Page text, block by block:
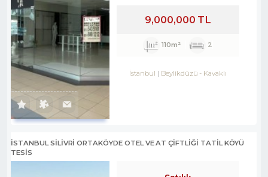
9,000,000 TL
110m² 2
İstanbul Beylikdüzü - Kavaklı
İSTANBUL SİLİVRİ ORTAKÖYDE OTEL VE AT ÇİFTLİĞİ TATİL KÖYÜ
TESİS